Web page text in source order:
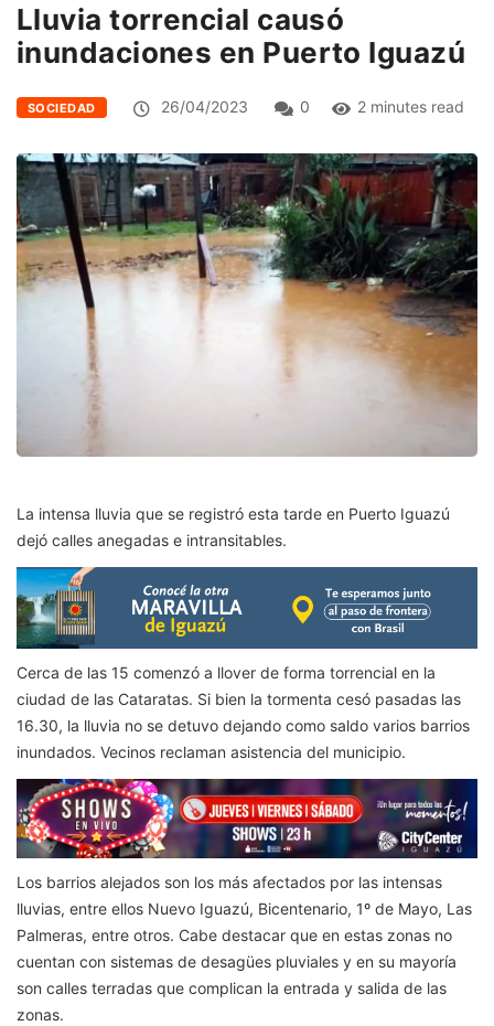
Lluvia torrencial causó
inundaciones en Puerto Iguazú
SOCIEDAD 26/04/2023 0 2 minutes read
La intensa lluvia que se registró esta tarde en Puerto Iguazú
dejó calles anegadas e intransitables.
Cerca de las 15 comenzó a llover de forma torrencial en la
ciudad de las Cataratas. Si bien la tormenta cesó pasadas las
16.30, la lluvia no se detuvo dejando como saldo varios barrios
inundados. Vecinos reclaman asistencia del municipio.
Los barrios alejados son los más afectados por las intensas
lluvias, entre ellos Nuevo Iguazú, Bicentenario, 1º de Mayo, Las
Palmeras, entre otros. Cabe destacar que en estas zonas no
cuentan con sistemas de desagües pluviales y en su mayoría
son calles terradas que complican la entrada y salida de las
zonas.